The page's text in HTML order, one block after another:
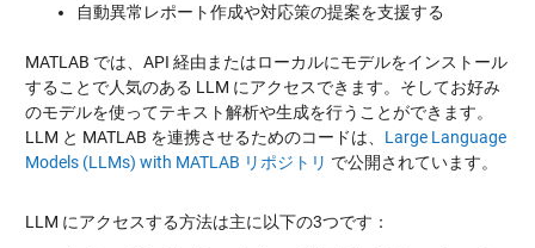
自動異常レポート作成や対応策の提案を支援する
MATLAB では、API 経由またはローカルにモデルをインストール
することで人気のある LLM にアクセスできます。そしてお好み
のモデルを使ってテキスト解析や生成を行うことができます。
LLM と MATLAB を連携させるためのコードは、 Large Language
Models (LLMs) with MATLAB リポジトリ で公開されています。
LLM にアクセスする方法は主に以下の3つです：